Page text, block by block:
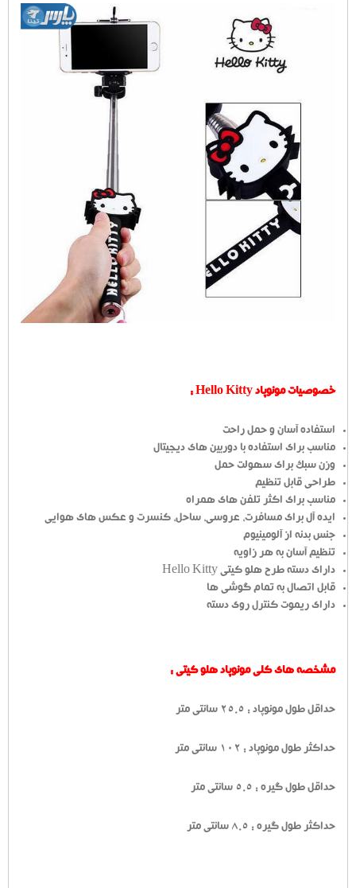
خصوصیات مونوپاد Hello Kitty :
استفاده آسان و حمل راحت
مناسب برای استفاده با دوربین های دیجیتال
وزن سبک برای سهولت حمل
طراحی قابل تنظیم
مناسب برای اکثر تلفن های همراه
ایده آل برای مسافرت، عروسی، ساحل، کنسرت و عکس های هوایی
جنس بدنه از آلومینیوم
تنظیم آسان به هر زاویه
دارای دسته طرح هلو کیتی Hello Kitty
قابل اتصال به تمام گوشی ها
دارای ریموت کنترل روی دسته
مشخصه های کلی مونوپاد هلو کیتی :
حداقل طول مونوپاد : 25.5 سانتی متر
حداکثر طول مونوپاد : 102 سانتی متر
حداقل طول گیره : 5.5 سانتی متر
حداکثر طول گیره : 8.5 سانتی متر